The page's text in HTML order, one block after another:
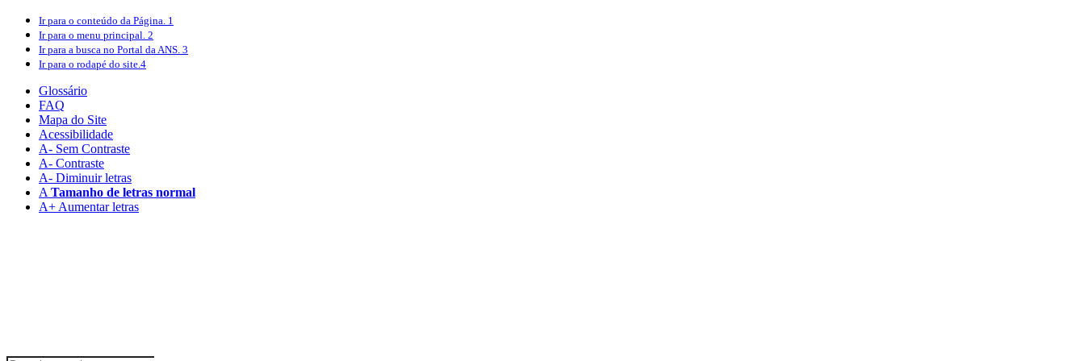
Ir para o conteúdo da Página. 1
Ir para o menu principal. 2
Ir para a busca no Portal da ANS. 3
Ir para o rodapé do site.4
Glossário
FAQ
Mapa do Site
Acessibilidade
A- Sem Contraste
A- Contraste
A- Diminuir letras
A Tamanho de letras normal
A+ Aumentar letras